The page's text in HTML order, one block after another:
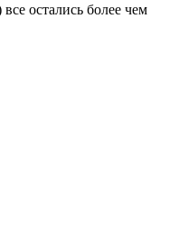
остались более чем